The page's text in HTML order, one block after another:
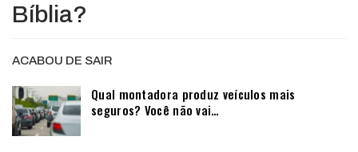
Bíblia?
ACABOU DE SAIR
Qual montadora produz veículos mais
seguros? Você não vai…